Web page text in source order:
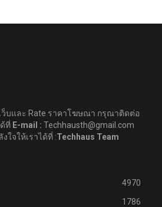
บและ Rate ราคาโฆษณา กรุณาติดต่อ
ที่ E-mail : Techhausth@gmail.com
ใจให้เราได้ที่ :Techhaus Team
4970
1786